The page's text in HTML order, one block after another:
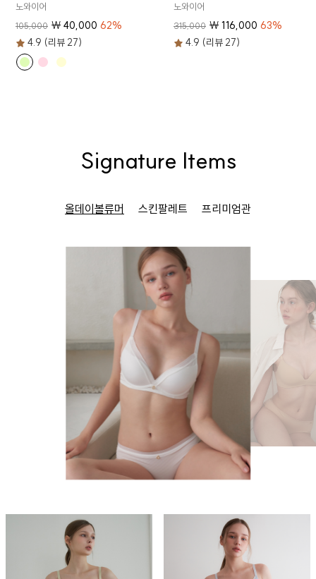
노와이어
105,000 ₩40,000 62%
4.9 (리뷰 27)
노와이어
315,000 ₩116,000 63%
4.9 (리뷰 27)
Signature Items
올데이볼류머 스킨팔레트 프리미엄관